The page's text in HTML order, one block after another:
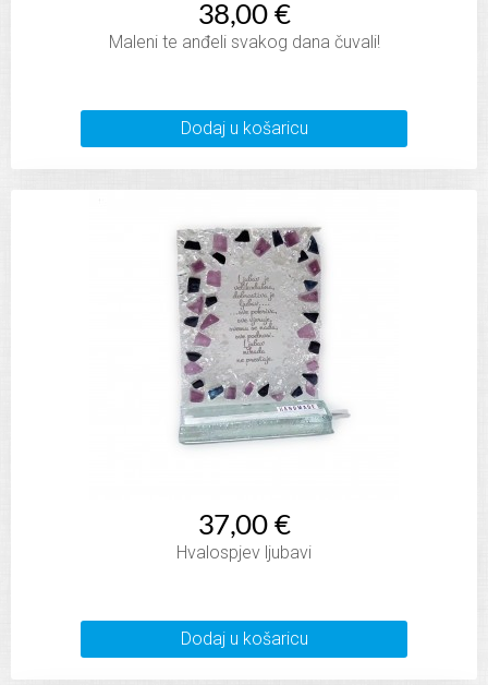
38,00 €
Maleni te anđeli svakog dana čuvali!
Dodaj u košaricu
37,00 €
Hvalospjev ljubavi
Dodaj u košaricu